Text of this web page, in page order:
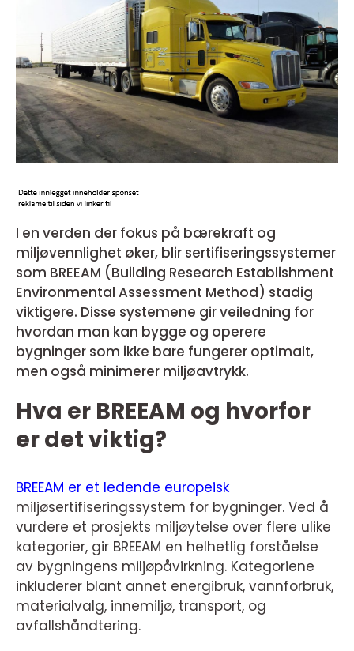
I en verden der fokus på bærekraft og
miljøvennlighet øker, blir sertifiseringssystemer
som BREEAM (Building Research Establishment
Environmental Assessment Method) stadig
viktigere. Disse systemene gir veiledning for
hvordan man kan bygge og operere
bygninger som ikke bare fungerer optimalt,
men også minimerer miljøavtrykk.
Hva er BREEAM og hvorfor
er det viktig?
BREEAM er et ledende europeisk
miljøsertifiseringssystem for bygninger. Ved å
vurdere et prosjekts miljøytelse over flere ulike
kategorier, gir BREEAM en helhetlig forståelse
av bygningens miljøpåvirkning. Kategoriene
inkluderer blant annet energibruk, vannforbruk,
materialvalg, innemiljø, transport, og
avfallshåndtering.